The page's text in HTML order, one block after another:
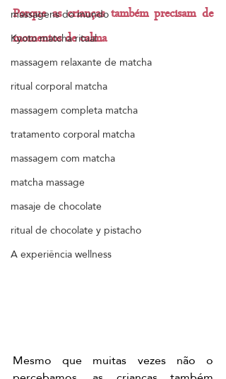
massagens do mundo
Kyoto matcha ritual
massagem relaxante de matcha
ritual corporal matcha
massagem completa matcha
tratamento corporal matcha
massagem com matcha
matcha massage
masaje de chocolate
ritual de chocolate y pistacho
A experiência wellness
Porque as crianças também precisam de
momentos de calma
Mesmo que muitas vezes não o